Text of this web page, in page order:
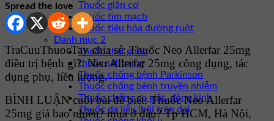
Thuốc giãn cơ
Thuốc tim mạch
Thuốc tiêu hóa đường ruột
Danh mục 2
Thuốc thải ghép
thuốc sát trùng
Thuốc chống bệnh Parkinson
Thuốc chống bệnh truyền nhiễm
Thuốc chống co giật, động kinh
Thuốc da liễu (bôi trên da)
Spread the love
TraCuuThuocTay chia sẻ: Thuốc Neo Allerfar 25mg
điều trị bệnh gì?. Neo Allerfar 25mg công dụng, tác
dụng phụ, liều lượng.
BÌNH LUẬN cuối bài để biết: Thuốc Neo Allerfar
25mg giá bao nhiêu? mua ở đâu? Tp HCM, Hà Nội,